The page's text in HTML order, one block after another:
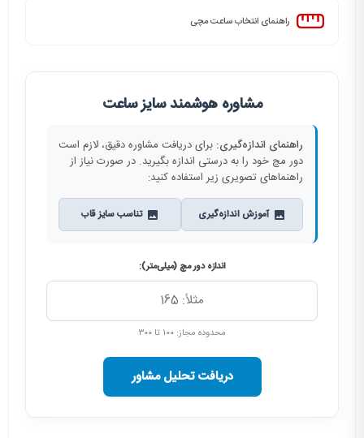
راهنمای انتخاب ساعت مچی
مشاوره هوشمند سایز ساعت
راهنمای اندازه‌گیری: برای دریافت مشاوره دقیق، لازم است
دور مچ خود را به درستی اندازه بگیرید. در صورت نیاز از
راهنماهای تصویری زیر استفاده کنید:
آموزش اندازه‌گیری تناسب سایز قاب
اندازه دور مچ (میلی‌متر):
محدوده مجاز: ۱۰۰ تا ۳۰۰
دریافت تحلیل مشاور